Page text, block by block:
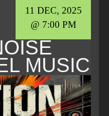
11 DEC, 2025
@ 7:00 PM
MUSIC